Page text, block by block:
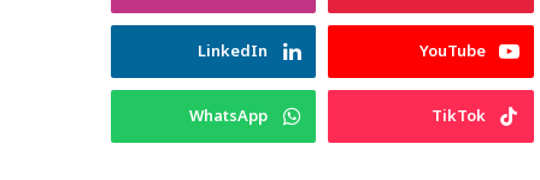
YouTube
LinkedIn
TikTok
WhatsApp